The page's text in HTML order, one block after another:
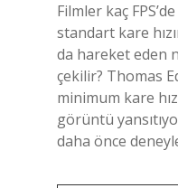
Filmler kaç
standart kare
da hareket eden
çekilir? Thomas
minimum kare
görüntü
daha önce